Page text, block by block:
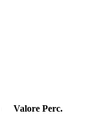
Valore Perc.